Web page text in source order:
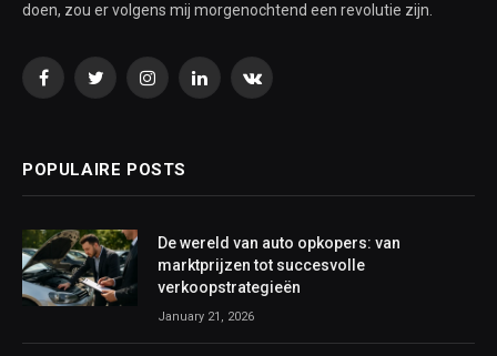
doen, zou er volgens mij morgenochtend een revolutie zijn.
FacebookTwitterInstagramLinkedInVKontakte
POPULAIRE POSTS
De wereld van auto opkopers: van
marktprijzen tot succesvolle
verkoopstrategieën
January 21, 2026